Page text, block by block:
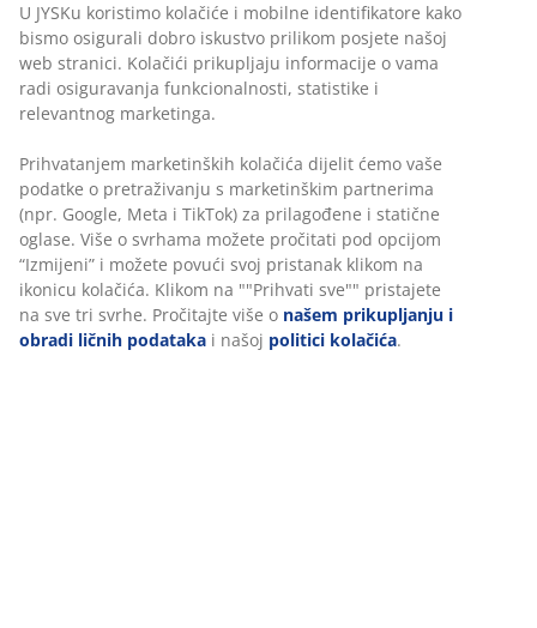
Drveni TV-stalak sa rolo vratima
LYNGVIG TV-stalak je širok 120 cm, visok 50 cm i dubok
40 cm. Klizna rolo vrata su odlična za optimizaciju
prostora jer ne morate imati dodatnog prostora za
rastvaranje vrata.
U JYSKu koristimo kolačiće i mobilne identifikatore kako
bismo osigurali dobro iskustvo prilikom posjete našoj
web stranici. Kolačići prikupljaju informacije o vama
radi osiguravanja funkcionalnosti, statistike i
relevantnog marketinga.
Prihvatanjem marketinških kolačića dijelit ćemo vaše
podatke o pretraživanju s marketinškim partnerima
(npr. Google, Meta i TikTok) za prilagođene i statične
oglase. Više o svrhama možete pročitati pod opcijom
“Izmijeni” i možete povući svoj pristanak klikom na
ikonicu kolačića. Klikom na ""Prihvati sve"" pristajete
na sve tri svrhe. Pročitajte više o našem prikupljanju i
obradi ličnih podataka i našoj politici kolačića.